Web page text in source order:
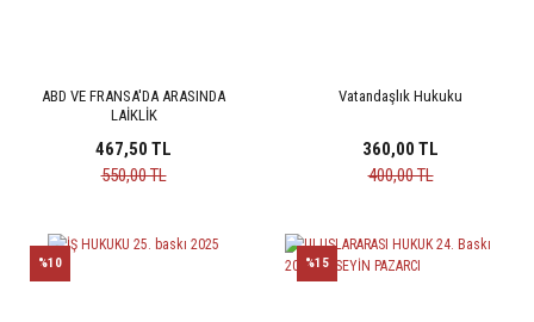
ABD VE FRANSA'DA ARASINDA
LAİKLİK
467,50 TL
550,00 TL
Vatandaşlık Hukuku
360,00 TL
400,00 TL
%10 %15